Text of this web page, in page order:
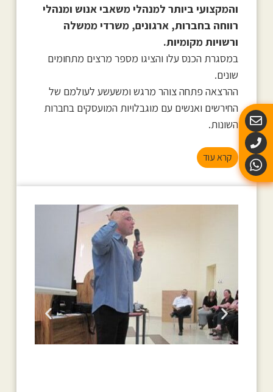
והמקצועי ביותר למנהלי משאבי אנוש ומנהלי
רווחה בחברות, ארגונים, משרדי ממשלה
ורשויות מקומיות.
במסגרת הכנס עלו והציגו מספר מרצים מתחומים
שונים.
ההרצאה פתחה צוהר מרגש ומשעשע לעולמם של
החירשים ואנשים עם מוגבלויות המועסקים בחברות
השונות.
קרא עוד